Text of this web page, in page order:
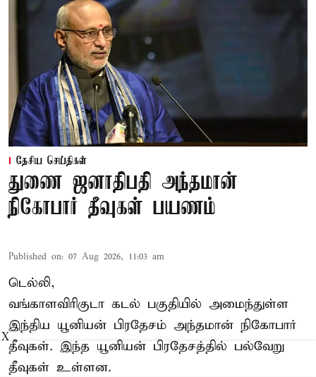
தேசிய செய்திகள்
துணை ஜனாதிபதி அந்தமான்
நிகோபார் தீவுகள் பயணம்
Published on: 07 Aug 2026, 11:03 am
டெல்லி,
வங்காளவிரிகுடா கடல் பகுதியில் அமைந்துள்ள
இந்திய யூனியன் பிரதேசம் அந்தமான் நிகோபார்
தீவுகள். இந்த யூனியன் பிரதேசத்தில் பல்வேறு
தீவுகள் உள்ளன.
X